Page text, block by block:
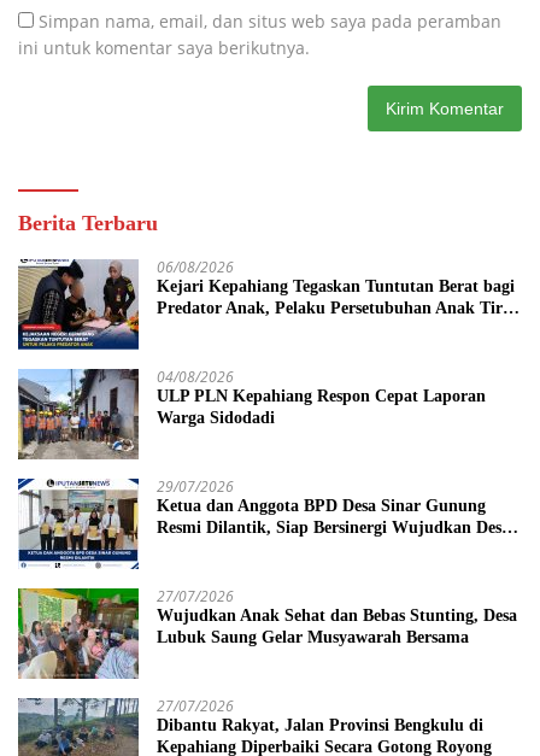
Simpan nama, email, dan situs web saya pada peramban
ini untuk komentar saya berikutnya.
Berita Terbaru
06/08/2026
Kejari Kepahiang Tegaskan Tuntutan Berat bagi
Predator Anak, Pelaku Persetubuhan Anak Tiri
04/08/2026
ULP PLN Kepahiang Respon Cepat Laporan
Warga Sidodadi
29/07/2026
Ketua dan Anggota BPD Desa Sinar Gunung
Resmi Dilantik, Siap Bersinergi Wujudkan Desa
27/07/2026
Wujudkan Anak Sehat dan Bebas Stunting, Desa
Lubuk Saung Gelar Musyawarah Bersama
27/07/2026
Dibantu Rakyat, Jalan Provinsi Bengkulu di
Kepahiang Diperbaiki Secara Gotong Royong